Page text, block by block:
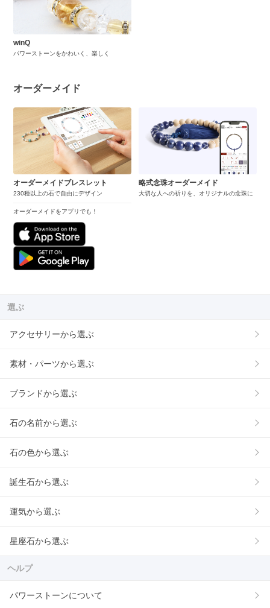
winQ
パワーストーンをかわいく、楽しく
オーダーメイド
オーダーメイドブレスレット
230種以上の石で自由にデザイン
オーダーメイドをアプリでも！
略式念珠オーダーメイド
大切な人への祈りを、オリジナルの念珠に
選ぶ
アクセサリーから選ぶ
素材・パーツから選ぶ
ブランドから選ぶ
石の名前から選ぶ
石の色から選ぶ
誕生石から選ぶ
運気から選ぶ
星座石から選ぶ
ヘルプ
パワーストーンについて